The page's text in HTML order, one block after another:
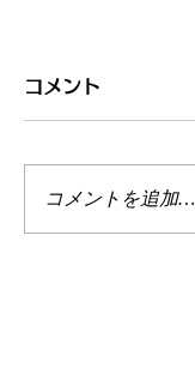
コメント
コメントを追加…